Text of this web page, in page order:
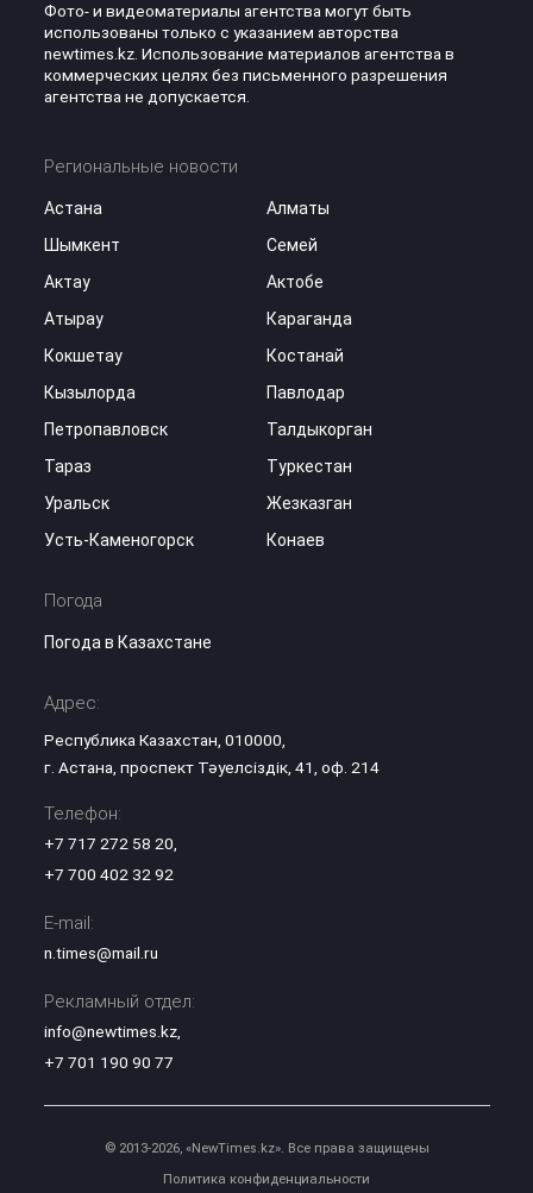
Фото- и видеоматериалы агентства могут быть
использованы только с указанием авторства
newtimes.kz. Использование материалов агентства в
коммерческих целях без письменного разрешения
агентства не допускается.
Региональные новости
Астана
Алматы
Шымкент
Семей
Актау
Актобе
Атырау
Караганда
Кокшетау
Костанай
Кызылорда
Павлодар
Петропавловск
Талдыкорган
Тараз
Туркестан
Уральск
Жезказган
Усть-Каменогорск
Конаев
Погода
Погода в Казахстане
Адрес:
Республика Казахстан, 010000,
г. Астана, проспект Тәуелсіздік, 41, оф. 214
Телефон:
+7 717 272 58 20,
+7 700 402 32 92
E-mail:
n.times@mail.ru
Рекламный отдел:
info@newtimes.kz,
+7 701 190 90 77
© 2013-2026, «NewTimes.kz». Все права защищены
Политика конфиденциальности